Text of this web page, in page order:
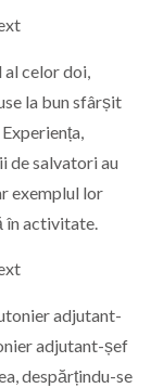
celor doi,
la bun sfârșit
de salvatori au
exemplul lor
în activitate.
adjutant-
adjutant-șef
despărțindu-se